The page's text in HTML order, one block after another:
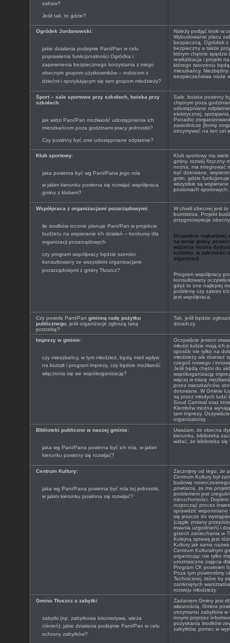
zabaw?
Jeśli tak, to gdzie?
Ogródek Jordanowski:
jakie działania podejmie Pani/Pan w celu
poprawienia funkcjonalności Ogródka i
zapewnienia bezpiecznego korzystania z niego
obecnym grupom użytkowników – rodzicom z
dziećmi i spotykającym się tam grupom młodzieży?
Należy podjąć kroki w
Wybudowanie placu
bezpieczną. Ogródek z
bezpieczny a także
którym chętnie spędza
rewitalizacja i projekt
którego tworzeniu
mieszkańcy.
bezpieczeństwa może
Sport – sale sportowe przy szkołach, boiska przy
szkołach:
jak widzi Pani/Pan możliwość udostępnienia ich
mieszkańcom poza godzinami pracy jednostki?
Czy powinny być one udostępniane odpłatnie?
Sale, boiska powinny
chętnym poza
udostępniane
elektrycznej,
Ponadto
zawodnicze (formy
otrzymywać na ten cel
Klub sportowy:
jaka powinna być wg Pani/Pana jego rola
w jakim kierunku powinna się rozwijać współpraca
gminy z klubem?
Klub sportowy ma
gminy, rozwój fizyczny
nożna, ma integrować
być dotowane,
gmin, gdzie
wszystkie są
poziomach sportowych.
Współpraca z organizacjami pozarządowymi:
ile środków rocznie planuje Pani/Pan w projekcie
budżetu na wspieranie ich działań – konkursy dla
organizacji pozarządowych
czy program współpracy będzie szeroko
konsultowany ze wszystkimi organizacjami
pozarządowymi z gminy Tłuszcz?
W chwili obecnej jest
burmistrza. Projekt
przygotowywuje
Oczywiście najbardziej
na ternie gminy,
wsparcia można
budżetu, w zależności
organizacji.
Program współpracy
konsultowany
gdyż to one najlepiej
problemy czy zakres
jest współpraca.
Czy powoła Pani/Pan gminną radę pożytku
publicznego, jeśli organizacje zgłoszą taką
potrzebę?
Tak, jeśli będzie
doradczy.
Imprezy w gminie:
czy mieszkańcy, w tym młodzież, będą mieli wpływ
na kształt i program imprezy, czy będzie możliwość
włączenia się we współorganizację?
Oczywiście jestem
młodzi ludzie mają ich
sposób nie tylko na
młodzieży ale również
czegoś nowego i
Jeśli będą chętni do
współorganizację
więcej w miarę
przez mieszkańców,
dotowane. W Gminie
są przez młodych ludzi
Soud Carnival oraz
Klembów można
tam imprezy.
organizatorzy.
Biblioteki publiczne w naszej gminie:
jaka wg Pani/Pana powinna być ich rola, w jakim
kierunku powinny się rozwijać?
Uważam, że obecna
kierunku, biblioteka
widać, że biblioteka się
Centrum Kultury:
jaka wg Pani/Pana powinna być rola tej jednostki,
w jakim kierunku powinna się rozwijać?
Zacznijmy od tego, że
Centrum Kultury był
budowę
powtarza, że ma
problemem jest
nieruchomości.
rozpocząć proces
sprawdzić
się jeszcze do
(ciągłe zmiany
trwania uzgodnień) i
grzech zaniechania w
Kolejną sprawą jest
Kultury jak sama
Centrum Kulturalnym
organizując nie tylko
urozmaicone zajęcia
Program CK powinien
Poza tym powinniśmy
Technicznej, które by
zamkniętych
rozwoju młodzieży
Gmina Tłuszcz a zabytki:
zabytki (np. zabytkowa lokomotywa, wieża
ciśnień); jakie działania podejmie Pani/Pan w celu
ochrony zabytków?
Zadaniem Gminy jest
własnością. Gmina
utrzymaniu zabytków w
innymi poprzez
pozyskania środków
zabytków, pomoc w